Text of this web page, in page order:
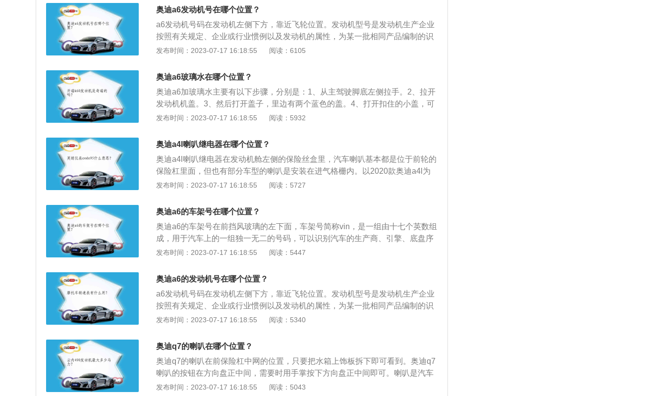
器，继电器再给喇叭送电，开关就不会被烧毁。3、如果用汽车电脑控制汽车喇
叭，就更需要用继电器，可以进一步有效的保护汽车电脑的用电安全。
奥迪a6发动机号在哪个位置？
a6发动机号码在发动机左侧下方，靠近飞轮位置。发动机型号是发动机生产企业
按照有关规定、企业或行业惯例以及发动机的属性，为某一批相同产品编制的识
别代码，用以表示发动机的生产企业、规格、性能、特征、工艺、用途和产品批
机号不等于发动机型号。发动机型号指的是发动机在所属厂商中的规格和大小，
发动机型号可以是一样的。而发动机号指的是发动机的生产编号，每台发动机只
能使用一个发动机号并且每台发动机的编号都是不一样的。车发动机号构成:首
部：包括产品系列代号、换代符号和地方、企业代号，有制造厂根据需要自选相
应的字母表示，但须经行业标准标准化归口单位核准、备案。中部：由缸数符
途特征符号组成。尾部：区分符号。同一系列产品因改进等原因需要区分时，由
制造厂选择适当的符号表示，后部与尾部可用-分隔。
发布时间：2023-07-17 16:18:55 阅读：6105
奥迪a6玻璃水在哪个位置？
奥迪a6加玻璃水主要有以下步骤，分别是：1、从主驾驶脚底左侧拉手。2、拉开
发动机机盖。3、然后打开盖子，里边有两个蓝色的盖。4、打开扣住的小盖，可
以加注玻璃水。玻璃水具有多种性能：1、清洗性能：玻璃水是由多种表面活性
清洗去污的作用。2、防冻性能：有酒精、乙二醇的存在，能显著降低液体的冰
点，从而起到防冻的作用，能很快溶解冰霜。3、防雾性能：玻璃表面会形成一
层单分子保护层。这层保护膜能防止形成雾滴，保证风挡玻璃清澈透明，视野清
晰。4、抗静电性能：用车窗净清洗后，吸附在玻璃表面的物质，能消除玻璃表
面的电荷，抗静电性能。5、润滑性能：车窗中含有乙二醇，粘度较大，可以起
窗净中含有多种缓蚀剂，对各种金属没有任何腐蚀作用，汽车面漆、橡胶、绝对
安全。
发布时间：2023-07-17 16:18:55 阅读：5932
奥迪a4l喇叭继电器在哪个位置？
奥迪a4l喇叭继电器在发动机舱左侧的保险丝盒里，汽车喇叭基本都是位于前轮的
保险杠里面，但也有部分车型的喇叭是安装在进气格栅内。以2020款奥迪a4l为
例，其是一款中型车，车身尺寸是：长4858mm、宽1847mm、高1439mm，轴
悬架，其搭载了2.0t涡轮增压发动机，最大马力是150ps，最大扭矩是270nm，最
大功率是110kw，与其匹配的是7挡双离合变速箱。
发布时间：2023-07-17 16:18:55 阅读：5727
奥迪a6的车架号在哪个位置？
奥迪a6的车架号在前挡风玻璃的左下面，车架号简称vin，是一组由十七个英数组
成，用于汽车上的一组独一无二的号码，可以识别汽车的生产商、引擎、底盘序
号及其他性能等资料。奥迪a6的长宽高分别为5012mm、1855mm、1485mm，
色有乌木黑、亮银、牡蛎灰、北极光蓝、极地白、阿特拉斯灰和夜光蓝。
发布时间：2023-07-17 16:18:55 阅读：5447
奥迪a6的发动机号在哪个位置？
a6发动机号码在发动机左侧下方，靠近飞轮位置。发动机型号是发动机生产企业
按照有关规定、企业或行业惯例以及发动机的属性，为某一批相同产品编制的识
别代码，用以表示发动机的生产企业、规格、性能、特征、工艺、用途和产品批
动机生产企业按照有关规定、企业或行业惯例以及发动机的属性，为某一批相同
产品编制的识别代码，用以表示发动机的生产企业、规格、性能、特征、工艺、
用途和产品批次等相关信息，如燃料类型、气缸数量、排量和静制动功率等。装
在轿车或多用途载客车上的发动机，都按规定标明了发动机专业制造厂、型号及
生产编号。需要注意，发动机号不等于发动机型号。发动机型号指的是发动机在
发布时间：2023-07-17 16:18:55 阅读：5340
奥迪q7的喇叭在哪个位置？
奥迪q7的喇叭在前保险杠中网的位置，只要把水箱上饰板拆下即可看到。奥迪q7
喇叭的按钮在方向盘正中间，需要时用手掌按下方向盘正中间即可。喇叭是汽车
的音响信号装置，在汽车的行驶过程中驾驶员根据需要和规定发出必需的音响信
发布时间：2023-07-17 16:18:55 阅读：5043